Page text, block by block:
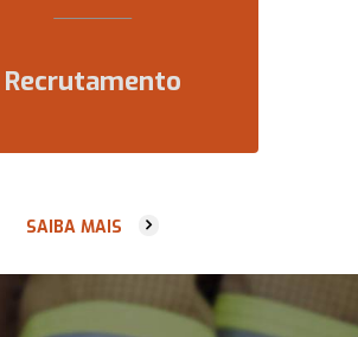
Recrutamento
SAIBA MAIS